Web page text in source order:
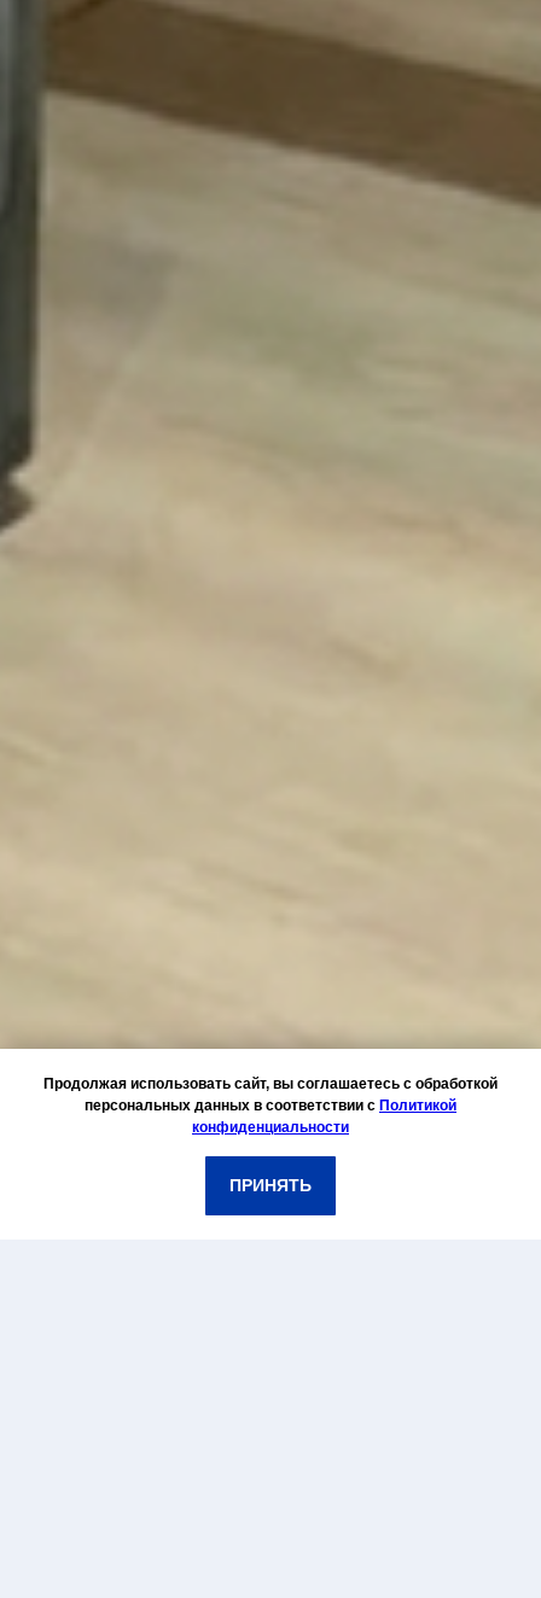
Продолжая использовать сайт, вы соглашаетесь с обработкой
персональных данных в соответствии с Политикой
конфиденциальности
ПРИНЯТЬ